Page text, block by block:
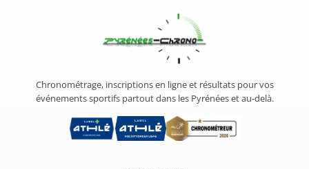
Chronométrage, inscriptions en ligne et résultats pour vos
événements sportifs partout dans les Pyrénées et au-delà.